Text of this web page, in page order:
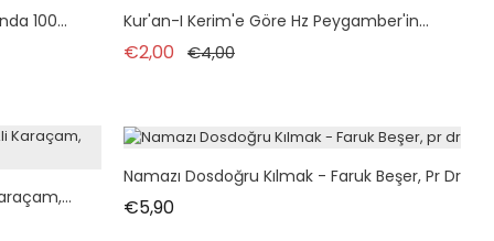
100...
tükendi
Kur'an-I Kerim'e Göre Hz Peygamber'in...
€2,00 Normal fiyat
€4,00Fiyat
Namazı Dosdoğru Kılmak - Faruk Beşer, Pr Dr
€5,90Fiyat